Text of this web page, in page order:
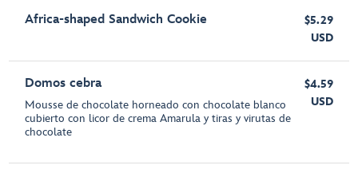
Africa-shaped Sandwich Cookie
$5.29
USD
Domos cebra
Mousse de chocolate horneado con chocolate blanco
cubierto con licor de crema Amarula y tiras y virutas de
chocolate
$4.59
USD